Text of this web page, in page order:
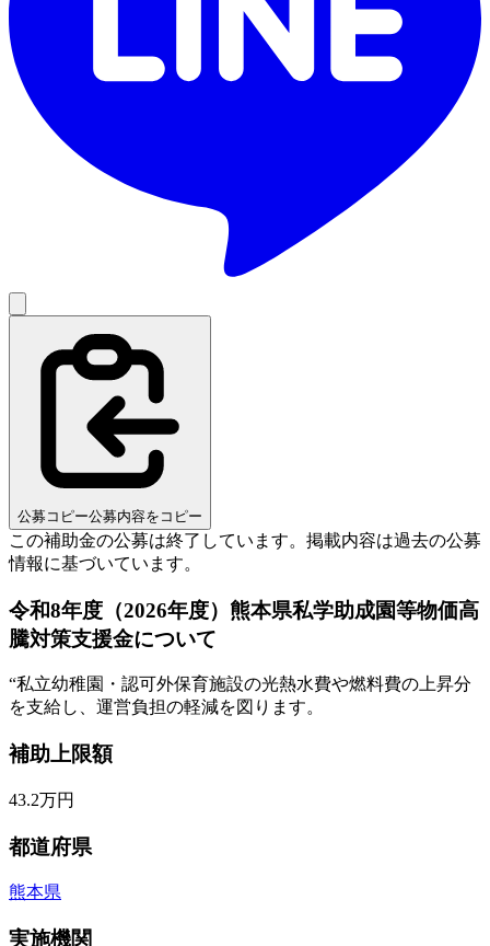
公募コピー公募内容をコピー
この補助金の公募は終了しています。 掲載内容は過去の公募
情報に基づいています。
令和8年度（2026年度）熊本県私学助成園等物価高
騰対策支援金について
“私立幼稚園・認可外保育施設の光熱水費や燃料費の上昇分
を支給し、運営負担の軽減を図ります。
補助上限額
43.2万円
都道府県
熊本県
実施機関